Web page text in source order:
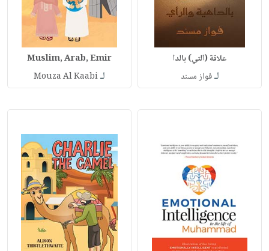
علاقة (التي) بالدا
لـفواز مسند
Muslim, Arab, Emir
لـMouza Al Kaabi